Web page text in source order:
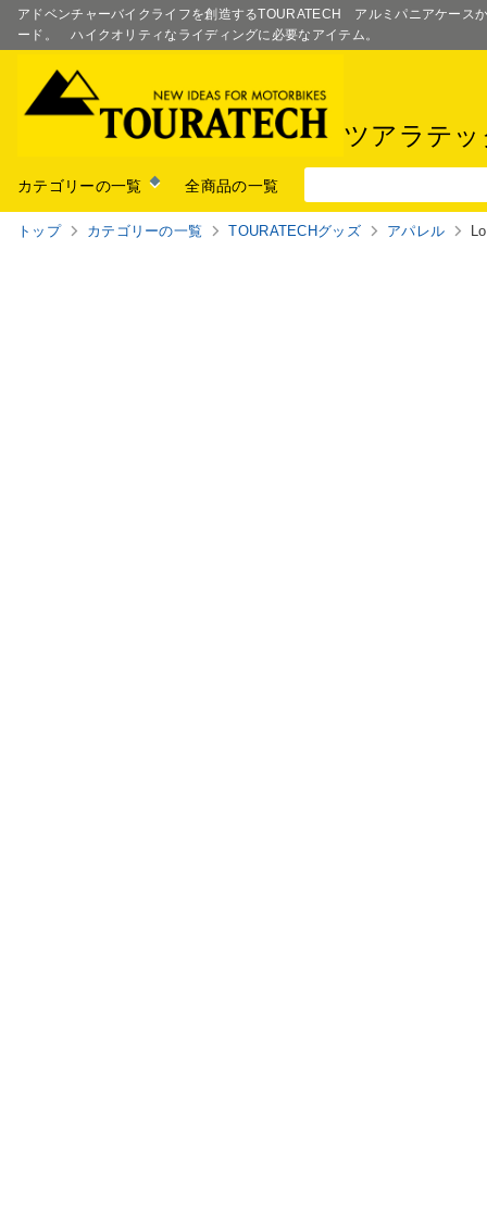
アドベンチャーバイクライフを創造するTOURATECH アルミパニアケース
ード。 ハイクオリティなライディングに必要なアイテム。
ツアラテ
カテゴリーの一覧 全商品の一覧
トップ カテゴリーの一覧 TOURATECHグッズ アパレル